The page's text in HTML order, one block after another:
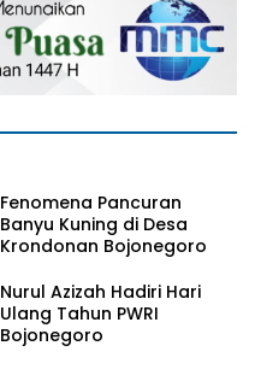
Fenomena Pancuran
Banyu Kuning di Desa
Krondonan Bojonegoro
Nurul Azizah Hadiri Hari
Ulang Tahun PWRI
Bojonegoro